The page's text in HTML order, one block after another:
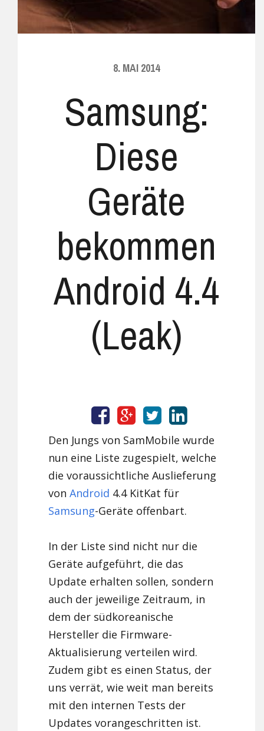
8. MAI 2014
Samsung:
Diese
Geräte
bekommen
Android 4.4
(Leak)
Den Jungs von SamMobile wurde
nun eine Liste zugespielt, welche
die voraussichtliche Auslieferung
vonAndroid 4.4 KitKat für
Samsung-Geräte offenbart.
In der Liste sind nicht nur die
Geräte aufgeführt, die das
Update erhalten sollen, sondern
auch der jeweilige Zeitraum, in
dem der südkoreanische
Hersteller die Firmware-
Aktualisierung verteilen wird.
Zudem gibt es einen Status, der
uns verrät, wie weit man bereits
mit den internen Tests der
Updates vorangeschritten ist.